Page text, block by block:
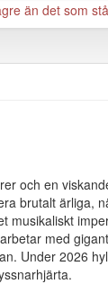
än det som
och en
brutalt ärliga,
med
Under 2026